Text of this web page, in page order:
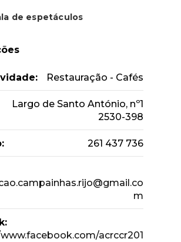
de espetáculos
Restauração - Cafés
Largo de Santo António, nº1
2530-398
261 437 736
m
acrccr201